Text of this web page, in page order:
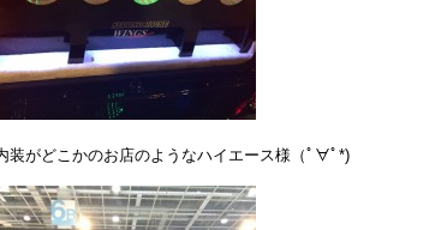
装がどこかのお店のようなハイエース様（ﾟ∀ﾟ*)